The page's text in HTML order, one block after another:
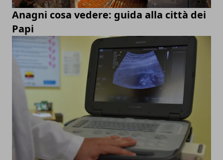
Anagni cosa vedere: guida alla città dei
Papi